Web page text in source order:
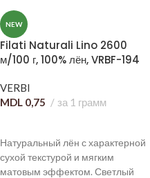
изделия.
NEW
Filati Naturali Lino 2600
м/100 г, 100% лён, VRBF-194
VERBI
MDL 0,75 за 1 грамм
Натуральный лён с характерной
сухой текстурой и мягким
матовым эффектом. Светлый